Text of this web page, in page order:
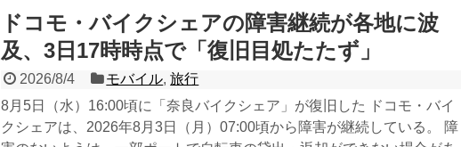
ドコモ・バイクシェアの障害継続が各地に波
及、3日17時時点で「復旧目処たたず」
2026/8/4 モバイル,旅行
8月5日（水）16:00頃に「奈良バイクシェア」が復旧した ドコモ・バイ
クシェアは、2026年8月3日（月）07:00頃から障害が継続している。 障